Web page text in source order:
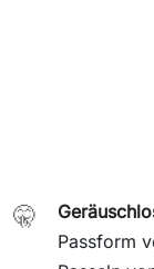
🤫
Passform